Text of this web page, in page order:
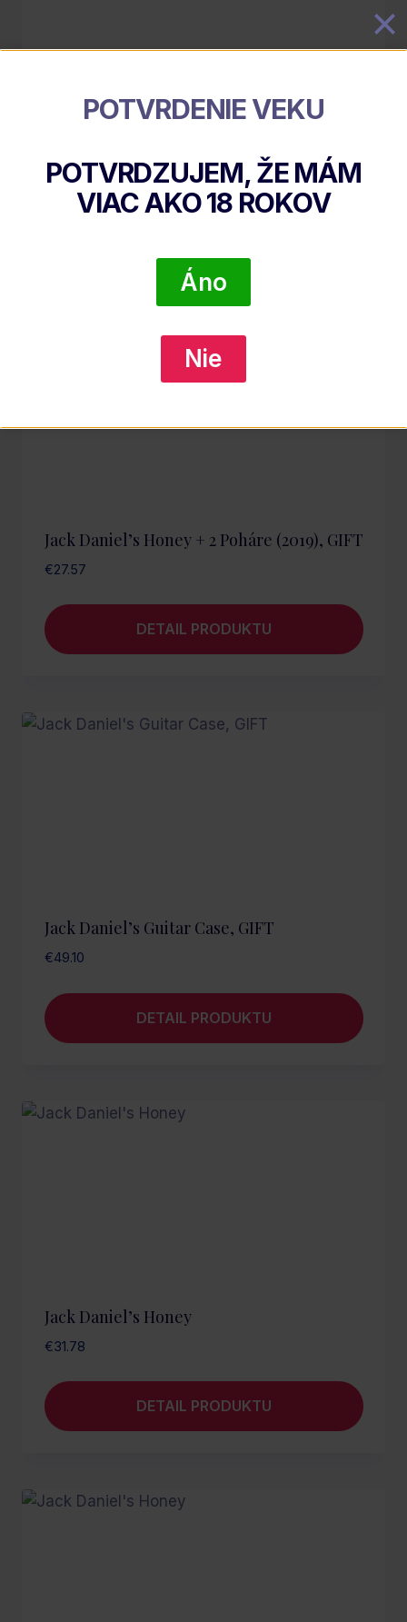
€47.05
Jack Daniel’s Honey + 2 Poháre (2019), GIFT
€27.57
DETAIL PRODUKTU
Jack Daniel’s Guitar Case, GIFT
€49.10
DETAIL PRODUKTU
Jack Daniel’s Honey
€31.78
DETAIL PRODUKTU
POTVRDENIE VEKU
POTVRDZUJEM, ŽE MÁM
VIAC AKO18 ROKOV
Áno
Nie